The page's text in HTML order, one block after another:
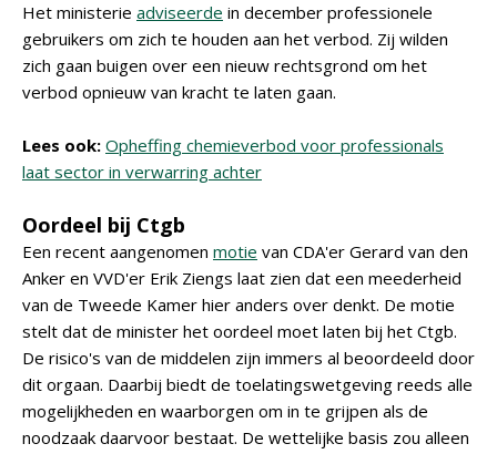
Het ministerie adviseerde in december professionele
gebruikers om zich te houden aan het verbod. Zij wilden
zich gaan buigen over een nieuw rechtsgrond om het
verbod opnieuw van kracht te laten gaan.
Lees ook: Opheffing chemieverbod voor professionals
laat sector in verwarring achter
Oordeel bij Ctgb
Een recent aangenomen motie van CDA'er Gerard van den
Anker en VVD'er Erik Ziengs laat zien dat een meederheid
van de Tweede Kamer hier anders over denkt. De motie
stelt dat de minister het oordeel moet laten bij het Ctgb.
De risico's van de middelen zijn immers al beoordeeld door
dit orgaan. Daarbij biedt de toelatingswetgeving reeds alle
mogelijkheden en waarborgen om in te grijpen als de
noodzaak daarvoor bestaat. De wettelijke basis zou alleen